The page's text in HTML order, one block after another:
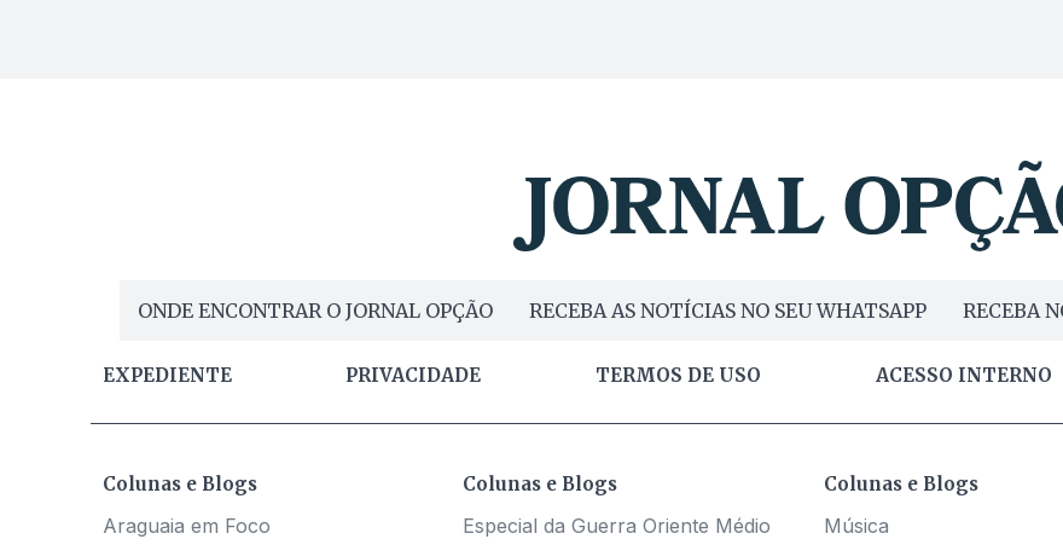
ONDE ENCONTRAR O JORNAL OPÇÃO RECEBA AS NOTÍCIAS NO SEU WHATSAPP RECEBA
EXPEDIENTE PRIVACIDADE TERMOS DE USO ACESSO INTERNO
Colunas e Blogs
Araguaia em Foco
Colunas e Blogs
Especial da Guerra Oriente Médio
Colunas e Blogs
Música